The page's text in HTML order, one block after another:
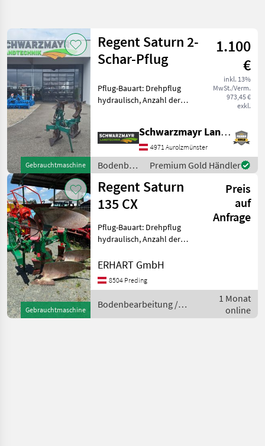
Kategorie 2 Land Filter
AKTUELLER
PFAD
Regent
Saturn 2
KATEGORIE
WÄHLEN
Landtechnik
2
MARKTPLATZ
Marktplatz Händlerangebote Kleinanzeigen
Zurücksetzen
Ergebnisse
anzeigen
Gebrauchtmaschine
Regent Saturn 2-
Schar-Pflug
1.100
€
inkl. 13%
MwSt./Verm.
973,45 €
exkl.
Pflug-Bauart: Drehpflug
hydraulisch, Anzahl der
Scharig - mit hydr. Wendung
- mit Mollbleche - mit Vorsc
Schwarzmayr Landtechnik GmbH - Aurolzmünster
4971 Aurolzmünster
Bodenbearbeitung
/ Regent
Premium Gold Händler
Gebrauchtmaschine
Regent Saturn
135 CX
Preis
auf
Anfrage
Pflug-Bauart: Drehpflug
hydraulisch, Anzahl der
Scheibensech, Vorschäler
Scheibenseche,
neuwertig Bodenbearbe
ERHART GmbH
8504 Preding
Bodenbearbeitung /
Regent
1 Monat
online